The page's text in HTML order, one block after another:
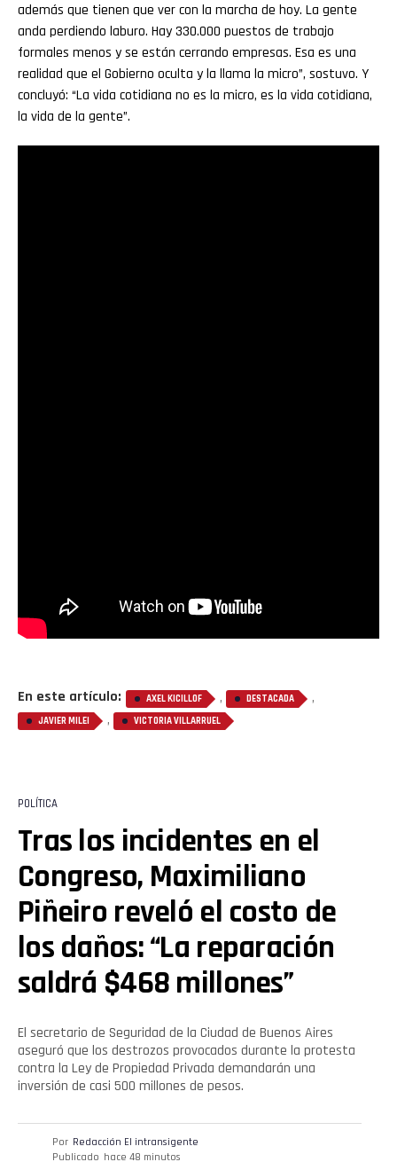
además que tienen que ver con la marcha de hoy. La gente
anda perdiendo laburo. Hay 330.000 puestos de trabajo
formales menos y se están cerrando empresas. Esa es una
realidad que el Gobierno oculta y la llama la micro”, sostuvo. Y
concluyó: “La vida cotidiana no es la micro, es la vida cotidiana,
la vida de la gente”.
En este artículo: AXEL KICILLOF , DESTACADA ,
JAVIER MILEI , VICTORIA VILLARRUEL
POLÍTICA
Tras los incidentes en el
Congreso, Maximiliano
Piñeiro reveló el costo de
los daños: “La reparación
saldrá $468 millones”
El secretario de Seguridad de la Ciudad de Buenos Aires
aseguró que los destrozos provocados durante la protesta
contra la Ley de Propiedad Privada demandarán una
inversión de casi 500 millones de pesos.
Por Redacción El intransigente
Publicado hace 48 minutos